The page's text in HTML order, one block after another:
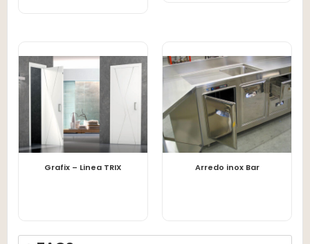
LEGGI TUTTO
Grafix – Linea TRIX LEGGI TUTTO
Arredo inox Bar